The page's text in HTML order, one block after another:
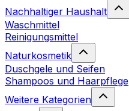
Nachhaltiger Haushalt
Waschmittel
Reinigungsmittel
Naturkosmetik
Duschgele und Seifen
Shampoos und Haarpflege
Weitere Kategorien